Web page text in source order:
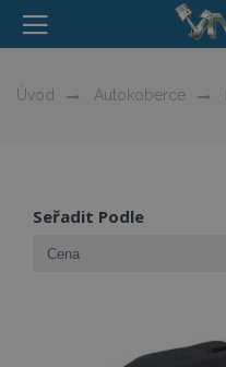
Úvod Autokoberce
Seřadit Podle